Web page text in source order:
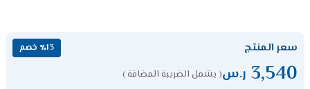
سعر المنتج ٪13 خصم
3,540 ر.س( يشمل الضريبة المضافة )